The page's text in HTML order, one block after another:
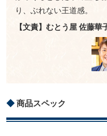
り、ぶれない王道感。
【文責】むとう屋 佐藤華
商品スペック